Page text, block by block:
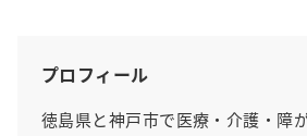
プロフィール
徳島県と神戸市で医療・介護・障